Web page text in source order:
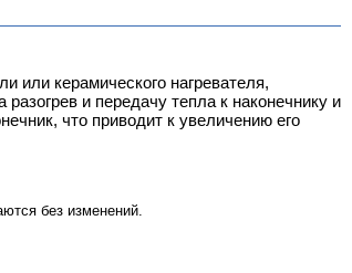
или керамического нагревателя,
и передачу тепла к наконечнику и
что приводит к увеличению его
без изменений.